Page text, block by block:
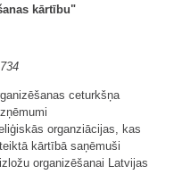
kārtību"
ceturkšņa
organziācijas, kas
kārtībā saņēmuši
organizēšanai Latvijas